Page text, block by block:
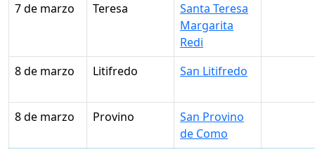
7 de marzo
Teresa
Santa Teresa
Margarita
Redi
8 de marzo
Litifredo San Litifredo
8 de marzo Provino
San Provino
de Como